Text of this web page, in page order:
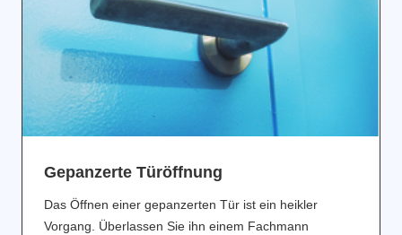
Gepanzerte Türöffnung
Das Öffnen einer gepanzerten Tür ist ein heikler
Vorgang. Überlassen Sie ihn einem Fachmann